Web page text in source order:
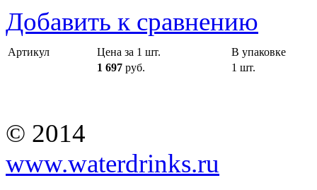
Добавить к сравнению
Артикул Цена за 1 шт.
В упаковке
1 697 руб. 1 шт.
© 2014
www.waterdrinks.ru